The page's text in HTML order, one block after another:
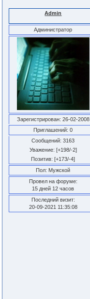
Admin
Администратор
Зарегистрирован: 26-02-2008
Приглашений: 0
Сообщений: 3163
Уважение: [+198/-2]
Позитив: [+173/-4]
Пол: Мужской
Провел на форуме:
15 дней 12 часов
Последний визит:
20-09-2021 11:35:08